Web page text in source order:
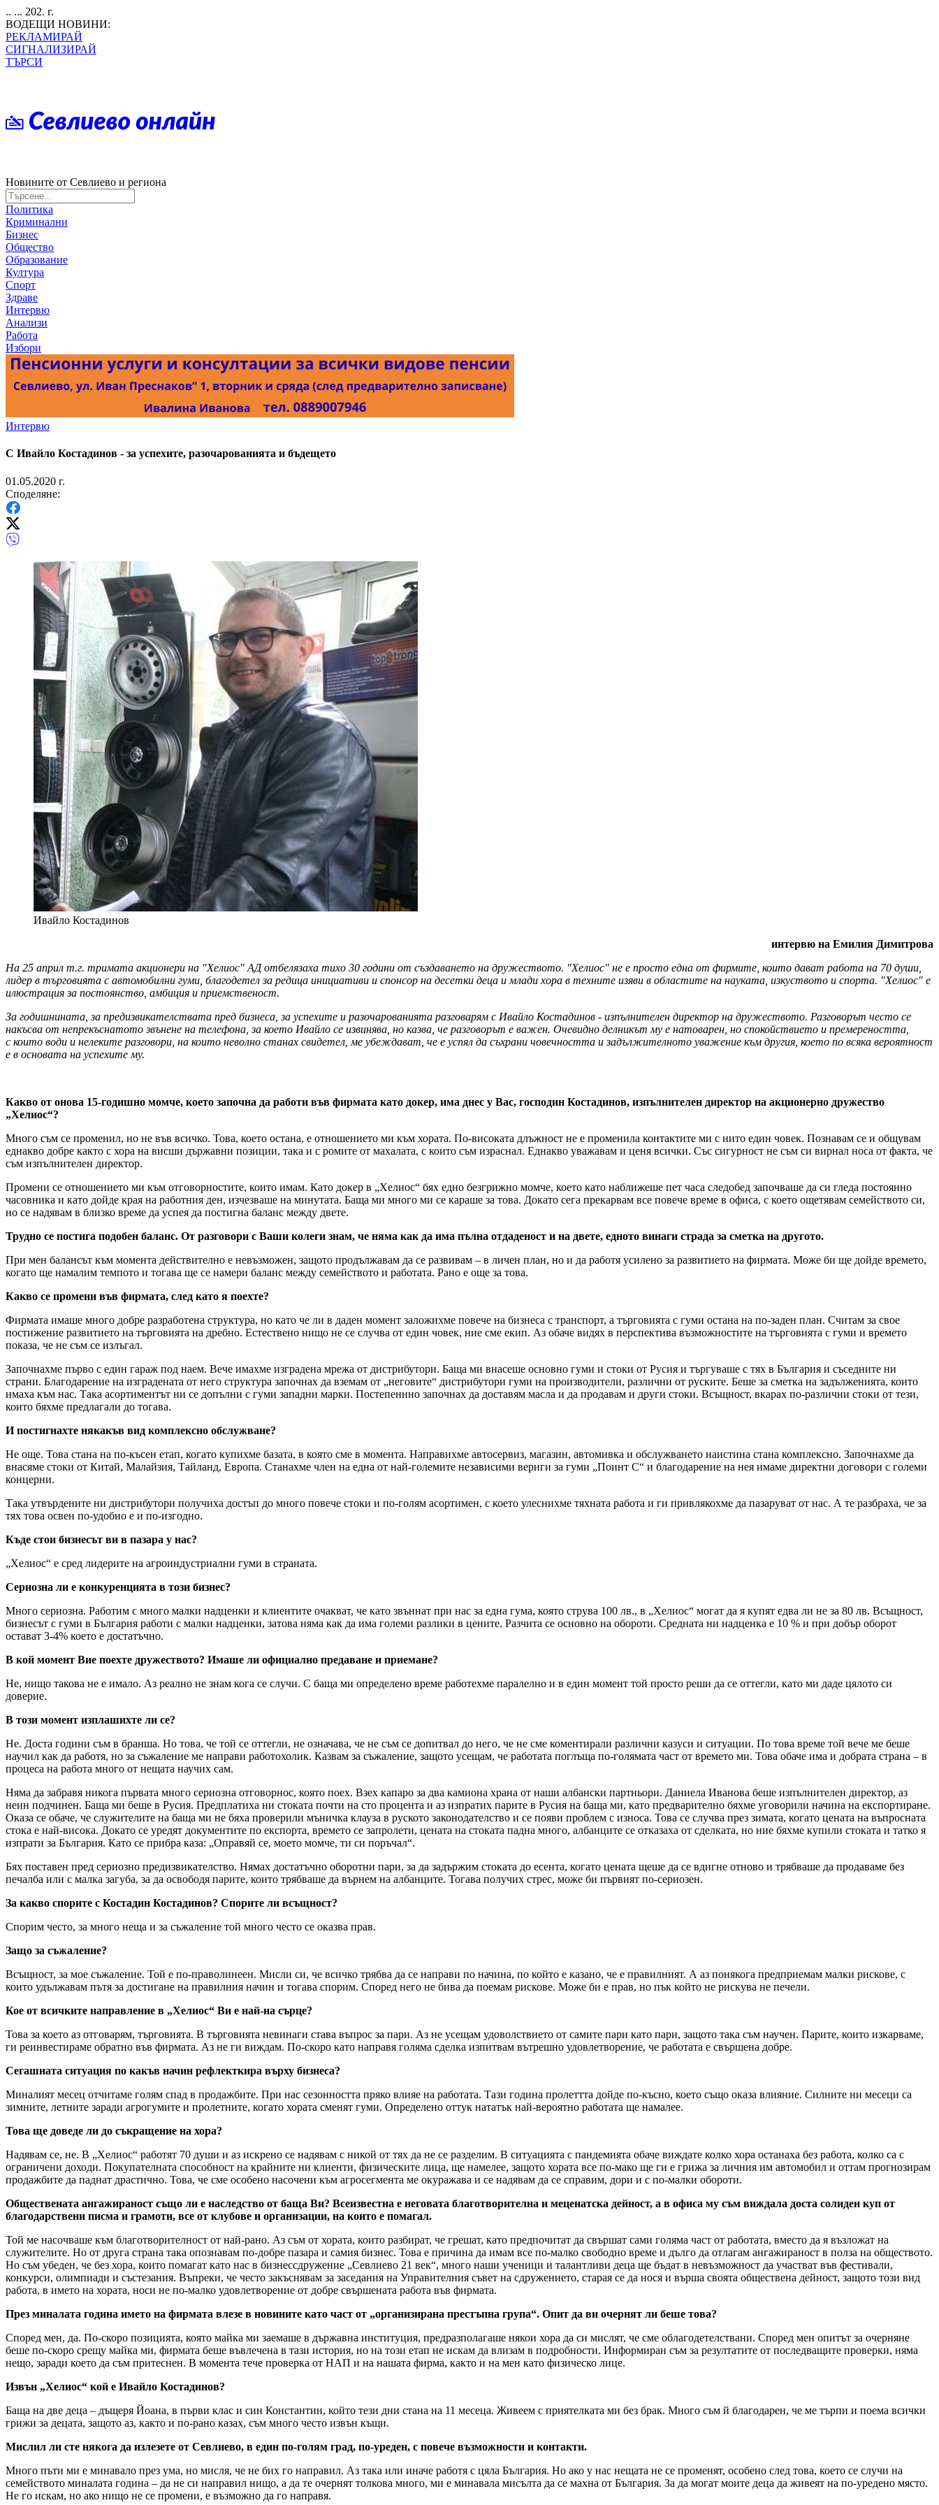
.. ... 202. г.
ВОДЕЩИ НОВИНИ:
РЕКЛАМИРАЙ
СИГНАЛИЗИРАЙ
ТЪРСИ
Новините от Севлиево и региона
Политика
Криминални
Бизнес
Общество
Образование
Култура
Спорт
Здраве
Интервю
Анализи
Работа
Избори
Интервю
С Ивайло Костадинов - за успехите, разочарованията и бъдещето
01.05.2020 г.
Споделяне:
Ивайло Костадинов
интервю на Емилия Димитрова
На 25 април т.г. тримата акционери на "Хелиос" АД отбелязаха тихо 30 години от създаването на дружеството. "Хелиос" не е просто една от фирмите, които дават работа на 70 души,
лидер в търговията с автомобилни гуми, благодетел за редица инициативи и спонсор на десетки деца и млади хора в техните изяви в областите на науката, изкуството и спорта. "Хелиос" е
илюстрация за постоянство, амбиция и приемственост.
За годишнината, за предизвикателствата пред бизнеса, за успехите и разочарованията разговарям с Ивайло Костадинов - изпълнителен директор на дружеството. Разговорът често се
накъсва от непрекъснатото звънене на телефона, за което Ивайло се извинява, но казва, че разговорът е важен. Очевидно делникът му е натоварен, но спокойствието и премереността,
с които води и нелеките разговори, на които неволно станах свидетел, ме убеждават, че е успял да съхрани човечността и задължителното уважение към другия, което по всяка вероятност
е в основата на успехите му.
Какво от онова 15-годишно момче, което започна да работи във фирмата като докер, има днес у Вас, господин Костадинов, изпълнителен директор на акционерно дружество
„Хелиос“?
Много съм се променил, но не във всичко. Това, което остана, е отношението ми към хората. По-високата длъжност не е променила контактите ми с нито един човек. Познавам се и общувам
еднакво добре както с хора на висши държавни позиции, така и с ромите от махалата, с които съм израснал. Еднакво уважавам и ценя всички. Със сигурност не съм си вирнал носа от факта, че
съм изпълнителен директор.
Промени се отношението ми към отговорностите, които имам. Като докер в „Хелиос“ бях едно безгрижно момче, което като наближеше пет часа следобед започваше да си гледа постоянно
часовника и като дойде края на работния ден, изчезваше на минутата. Баща ми много ми се караше за това. Докато сега прекарвам все повече време в офиса, с което ощетявам семейството си,
но се надявам в близко време да успея да постигна баланс между двете.
Трудно се постига подобен баланс. От разговори с Ваши колеги знам, че няма как да има пълна отдаденост и на двете, едното винаги страда за сметка на другото.
При мен балансът към момента действително е невъзможен, защото продължавам да се развивам – в личен план, но и да работя усилено за развитието на фирмата. Може би ще дойде времето,
когато ще намалим темпото и тогава ще се намери баланс между семейството и работата. Рано е още за това.
Какво се промени във фирмата, след като я поехте?
Фирмата имаше много добре разработена структура, но като че ли в даден момент заложихме повече на бизнеса с транспорт, а търговията с гуми остана на по-заден план. Считам за свое
постижение развитието на търговията на дребно. Естествено нищо не се случва от един човек, ние сме екип. Аз обаче видях в перспектива възможностите на търговията с гуми и времето
показа, че не съм се излъгал.
Започнахме първо с един гараж под наем. Вече имахме изградена мрежа от дистрибутори. Баща ми внасеше основно гуми и стоки от Русия и търгуваше с тях в България и съседните ни
страни. Благодарение на изградената от него структура започнах да вземам от „неговите“ дистрибутори гуми на производители, различни от руските. Беше за сметка на задълженията, които
имаха към нас. Така асортиментът ни се допълни с гуми западни марки. Постепеннно започнах да доставям масла и да продавам и други стоки. Всъщност, вкарах по-различни стоки от тези,
които бяхме предлагали до тогава.
И постигнахте някакъв вид комплексно обслужване?
Не още. Това стана на по-късен етап, когато купихме базата, в която сме в момента. Направихме автосервиз, магазин, автомивка и обслужването наистина стана комплексно. Започнахме да
внасяме стоки от Китай, Малайзия, Тайланд, Европа. Станахме член на една от най-големите независими вериги за гуми „Поинт С“ и благодарение на нея имаме директни договори с големи
концерни.
Така утвърдените ни дистрибутори получиха достъп до много повече стоки и по-голям асортимен, с което улеснихме тяхната работа и ги привлякохме да пазаруват от нас. А те разбраха, че за
тях това освен по-удобно е и по-изгодно.
Къде стои бизнесът ви в пазара у нас?
„Хелиос“ е сред лидерите на агроиндустриални гуми в страната.
Сериозна ли е конкуренцията в този бизнес?
Много сериозна. Работим с много малки надценки и клиентите очакват, че като звъннат при нас за една гума, която струва 100 лв., в „Хелиос“ могат да я купят едва ли не за 80 лв. Всъщност,
бизнесът с гуми в България работи с малки надценки, затова няма как да има големи разлики в цените. Разчита се основно на обороти. Средната ни надценка е 10 % и при добър оборот
остават 3-4% което е достатъчно.
В кой момент Вие поехте дружеството? Имаше ли официално предаване и приемане?
Не, нищо такова не е имало. Аз реално не знам кога се случи. С баща ми определено време работехме паралелно и в един момент той просто реши да се оттегли, като ми даде цялото си
доверие.
В този момент изплашихте ли се?
Не. Доста години съм в бранша. Но това, че той се оттегли, не означава, че не съм се допитвал до него, че не сме коментирали различни казуси и ситуации. По това време той вече ме беше
научил как да работя, но за съжаление ме направи работохолик. Казвам за съжаление, защото усещам, че работата поглъща по-голямата част от времето ми. Това обаче има и добрата страна – в
процеса на работа много от нещата научих сам.
Няма да забравя никога първата много сериозна отговорнос, която поех. Взех капаро за два камиона храна от наши албански партньори. Даниела Иванова беше изпълнителен директор, аз
неин подчинен. Баща ми беше в Русия. Предплатиха ни стоката почти на сто процента и аз изпратих парите в Русия на баща ми, като предварително бяхме уговорили начина на експортиране.
Оказа се обаче, че служителите на баща ми не бяха проверили мъничка клауза в руското законодателство и се появи проблем с износа. Това се случва през зимата, когато цената на въпросната
стока е най-висока. Докато се уредят документите по експорта, времето се запролети, цената на стоката падна много, албанците се отказаха от сделката, но ние бяхме купили стоката и татко я
изпрати за България. Като се прибра каза: „Оправяй се, моето момче, ти си поръчал“.
Бях поставен пред сериозно предизвикателство. Нямах достатъчно оборотни пари, за да задържим стоката до есента, когато цената щеше да се вдигне отново и трябваше да продаваме без
печалба или с малка загуба, за да освободя парите, които трябваше да върнем на албанците. Тогава получих стрес, може би първият по-сериозен.
За какво спорите с Костадин Костадинов? Спорите ли всъщност?
Спорим често, за много неща и за съжаление той много често се оказва прав.
Защо за съжаление?
Всъщност, за мое съжаление. Той е по-праволинеен. Мисли си, че всичко трябва да се направи по начина, по който е казано, че е правилният. А аз понякога предприемам малки рискове, с
които удължавам пътя за достигане на правилния начин и тогава спорим. Според него не бива да поемам рискове. Може би е прав, но пък който не рискува не печели.
Кое от всичките направление в „Хелиос“ Ви е най-на сърце?
Това за което аз отговарям, търговията. В търговията невинаги става въпрос за пари. Аз не усещам удоволствието от самите пари като пари, защото така съм научен. Парите, които изкарваме,
ги реинвестираме обратно във фирмата. Аз не ги виждам. По-скоро като направя голяма сделка изпитвам вътрешно удовлетворение, че работата е свършена добре.
Сегашната ситуация по какъв начин рефлекткира върху бизнеса?
Миналият месец отчитаме голям спад в продажбите. При нас сезонността пряко влияе на работата. Тази година пролеттта дойде по-късно, което също оказа влияние. Силните ни месеци са
зимните, летните заради агрогумите и пролетните, когато хората сменят гуми. Определено оттук нататък най-вероятно работата ще намалее.
Това ще доведе ли до съкращение на хора?
Надявам се, не. В „Хелиос“ работят 70 души и аз искрено се надявам с никой от тях да не се разделим. В ситуацията с пандемията обаче виждате колко хора останаха без работа, колко са с
ограничени доходи. Покупателната способност на крайните ни клиенти, физическите лица, ще намелее, защото хората все по-мако ще ги е грижа за личния им автомобил и оттам прогнозирам
продажбите да паднат драстично. Това, че сме особено насочени към агросегмента ме окуражава и се надявам да се справим, дори и с по-малки обороти.
Обществената ангажираност също ли е наследство от баща Ви? Всеизвестна е неговата благотворителна и меценатска дейност, а в офиса му съм виждала доста солиден куп от
благодарствени писма и грамоти, все от клубове и организации, на които е помагал.
Той ме насочваше към благотворителност от най-рано. Аз съм от хората, които разбират, че грешат, като предпочитат да свършат сами голяма част от работата, вместо да я възложат на
служителите. Но от друга страна така опознавам по-добре пазара и самия бизнес. Това е причина да имам все по-малко свободно време и дълго да отлагам ангажираност в полза на обществото.
Но съм убеден, че без хора, които помагат като нас в бизнессдружение „Севлиево 21 век“, много наши ученици и талантливи деца ще бъдат в невъзможност да участват във фестивали,
конкурси, олимпиади и състезания. Въпреки, че често закъснявам за заседания на Управителния съвет на сдружението, старая се да нося и върша своята обществена дейност, защото този вид
работа, в името на хората, носи не по-малко удовлетворение от добре свършената работа във фирмата.
През миналата година името на фирмата влезе в новините като част от „организирана престъпна група“. Опит да ви очернят ли беше това?
Според мен, да. По-скоро позицията, която майка ми заемаше в държавна институция, предразполагаше някои хора да си мислят, че сме облагодетелствани. Според мен опитът за очерняне
беше по-скоро срещу майка ми, фирмата беше въвлечена в тази история, но на този етап не искам да влизам в подробности. Информиран съм за резултатите от последващите проверки, няма
нещо, заради което да съм притеснен. В момента тече проверка от НАП и на нашата фирма, както и на мен като физическо лице.
Извън „Хелиос“ кой е Ивайло Костадинов?
Баща на две деца – дъщеря Йоана, в първи клас и син Константин, който тези дни стана на 11 месеца. Живеем с приятелката ми без брак. Много съм й благодарен, че ме търпи и поема всички
грижи за децата, защото аз, както и по-рано казах, съм много често извън къщи.
Мислил ли сте някога да излезете от Севлиево, в един по-голям град, по-уреден, с повече възможности и контакти.
Много пъти ми е минавало през ума, но мисля, че не бих го направил. Аз така или иначе работя с цяла България. Но ако у нас нещата не се променят, особено след това, което се случи на
семейството миналата година – да не си направил нищо, а да те очернят толкова много, ми е минавала мисълта да се махна от България. За да могат моите деца да живеят на по-уредено място.
Не го искам, но ако нищо не се промени, е възможно да го направя.